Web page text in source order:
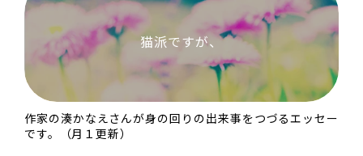
猫派ですが、
作家の湊かなえさんが身の回りの出来事をつづるエッセー
です。（月１更新）